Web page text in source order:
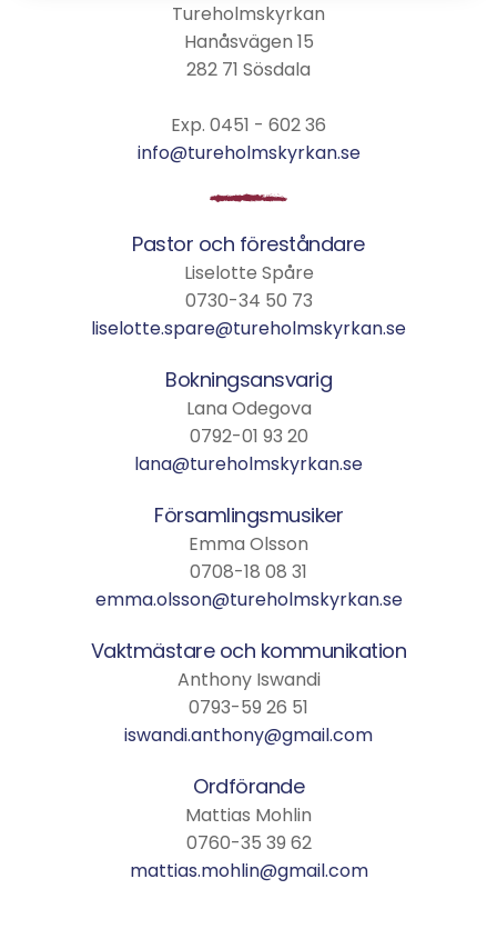
Tureholmskyrkan
Hanåsvägen 15
282 71 Sösdala
Exp. 0451 - 602 36
info@tureholmskyrkan.se
Pastor och föreståndare
Liselotte Spåre
0730-34 50 73
liselotte.spare@tureholmskyrkan.se
Bokningsansvarig
Lana Odegova
0792-01 93 20
lana@tureholmskyrkan.se
Församlingsmusiker
Emma Olsson
0708-18 08 31
emma.olsson@tureholmskyrkan.se
Vaktmästare och kommunikation
Anthony Iswandi
0793-59 26 51
iswandi.anthony@gmail.com
Ordförande
Mattias Mohlin
0760-35 39 62
mattias.mohlin@gmail.com